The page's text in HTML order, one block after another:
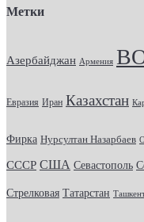
Метки
Азербайджан Армения
Евразия Иран Казахстан
Фирка Нурсултан Назарбаев
СССР США Севастополь
Стрелковая Татарстан